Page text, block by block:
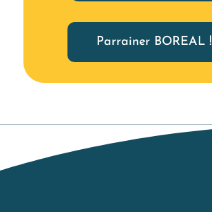
Parrainer BOREAL !